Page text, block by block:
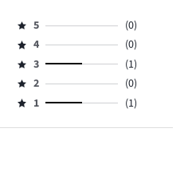
Hodnotenie
5,
počet
hlasov
0.
5
(0)
Hodnotenie
4,
počet
hlasov
4
(0)
Hodnotenie
3,
počet
3
(1)
Hodnotenie
2,
2
(0)
Hodnotenie
1,
1 (1)